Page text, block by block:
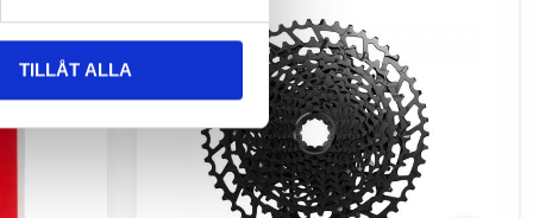
TILLÅT ALLA